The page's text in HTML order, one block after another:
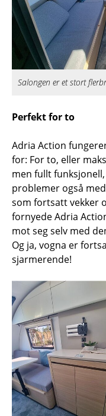
Salongen er et stort
Perfekt for to
Adria Action
for: For to, eller
men fullt
problemer også
som fortsatt vekker
fornyede Adria
mot seg selv med
Og ja, vogna er
sjarmerende!